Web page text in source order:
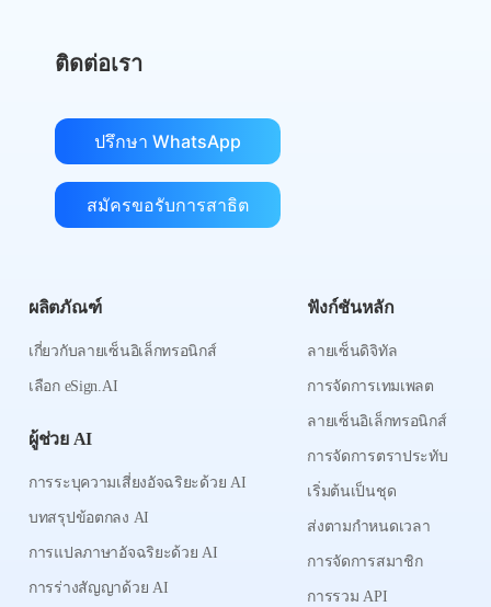
ติดต่อเรา
ปรึกษา WhatsApp
สมัครขอรับการสาธิต
ผลิตภัณฑ์
เกี่ยวกับลายเซ็นอิเล็กทรอนิกส์
เลือก eSign.AI
ผู้ช่วย AI
การระบุความเสี่ยงอัจฉริยะด้วย AI
บทสรุปข้อตกลง AI
การแปลภาษาอัจฉริยะด้วย AI
การร่างสัญญาด้วย AI
ฟังก์ชันหลัก
ลายเซ็นดิจิทัล
การจัดการเทมเพลต
ลายเซ็นอิเล็กทรอนิกส์
การจัดการตราประทับ
เริ่มต้นเป็นชุด
ส่งตามกำหนดเวลา
การจัดการสมาชิก
การรวม API